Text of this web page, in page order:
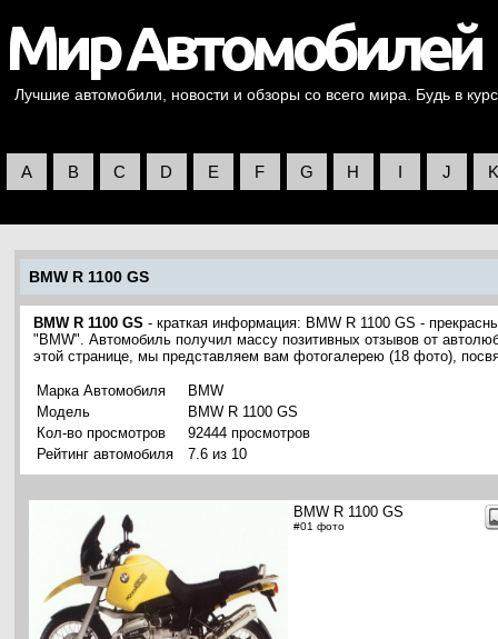
Лучшие автомобили, новости и обзоры со всего мира. Будь в
A B C D E F G H I J K
BMW R 1100 GS
BMW R 1100 GS - краткая информация: BMW R 1100 GS -
"BMW". Автомобиль получил массу позитивных отзывов от
этой странице, мы представляем вам фотогалерею (18 фото),
Марка Автомобиля
BMW
Модель
BMW R 1100 GS
Кол-во просмотров
92444 просмотров
Рейтинг автомобиля
7.6 из 10
BMW R 1100 GS
#01 фото